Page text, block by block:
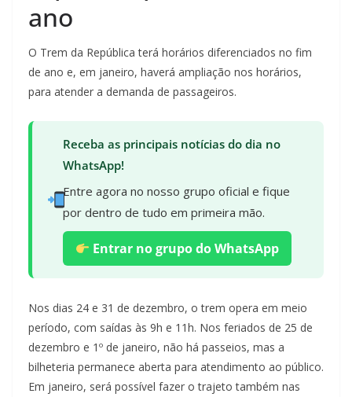
ano
O Trem da República terá horários diferenciados no fim
de ano e, em janeiro, haverá ampliação nos horários,
para atender a demanda de passageiros.
Receba as principais notícias do dia no
WhatsApp!
Entre agora no nosso grupo oficial e fique
por dentro de tudo em primeira mão.
Entrar no grupo do WhatsApp
Nos dias 24 e 31 de dezembro, o trem opera em meio
período, com saídas às 9h e 11h. Nos feriados de 25 de
dezembro e 1º de janeiro, não há passeios, mas a
bilheteria permanece aberta para atendimento ao público.
Em janeiro, será possível fazer o trajeto também nas